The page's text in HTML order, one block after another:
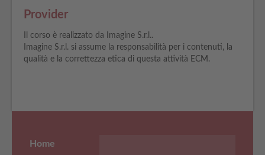
Provider
Il corso è realizzato da Imagine S.r.l..
Imagine S.r.l. si assume la responsabilità per i contenuti, la
qualità e la correttezza etica di questa attività ECM.
Home